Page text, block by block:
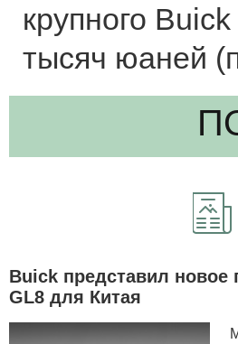
крупного
тысяч юаней
Buick представил новое
GL8 для Китая